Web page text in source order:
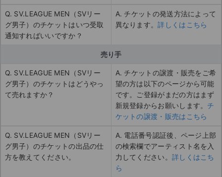
Q. SV.LEAGUE MEN（SVリー
グ男子）のチケットはいつ受取
通知すればいいですか？
A. チケットの発送方法によって
異なります。詳しくはこちら
売り手
Q. SV.LEAGUE MEN（SVリー
グ男子）のチケットはどうやっ
て売れますか？
A. チケットの譲渡・販売をご希
望の方は以下のページから可能
です。ご登録がまだの方はまず
新規登録からお願いします。 チ
ケットの譲渡・販売はこちら
Q. SV.LEAGUE MEN（SVリー
グ男子）のチケットの出品の仕
方を教えてください。
A. 電話番号認証後、ページ上部
の検索欄でアーティスト名を入
力してください。 詳しくはこち
ら